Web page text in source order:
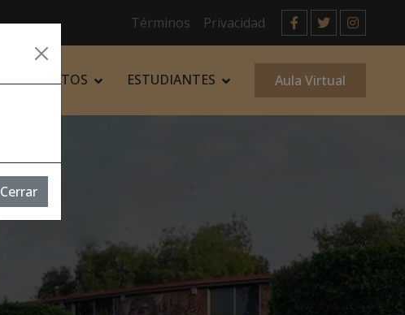
Términos Privacidad
EVENTOS ESTUDIANTES Aula Virtual
Cerrar